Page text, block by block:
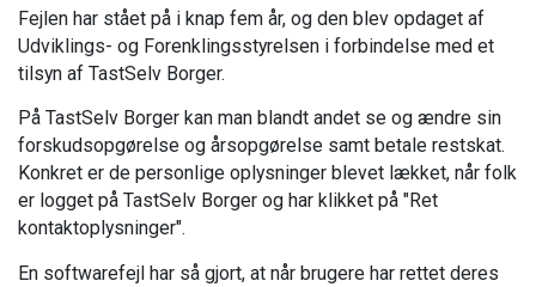
Fejlen har stået på i knap fem år, og den blev opdaget af
Udviklings- og Forenklingsstyrelsen i forbindelse med et
tilsyn af TastSelv Borger.
På TastSelv Borger kan man blandt andet se og ændre sin
forskudsopgørelse og årsopgørelse samt betale restskat.
Konkret er de personlige oplysninger blevet lækket, når folk
er logget på TastSelv Borger og har klikket på "Ret
kontaktoplysninger".
En softwarefejl har så gjort, at når brugere har rettet deres